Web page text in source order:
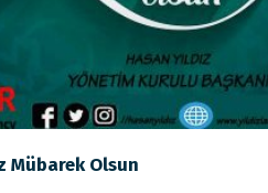
Mübarek Olsun